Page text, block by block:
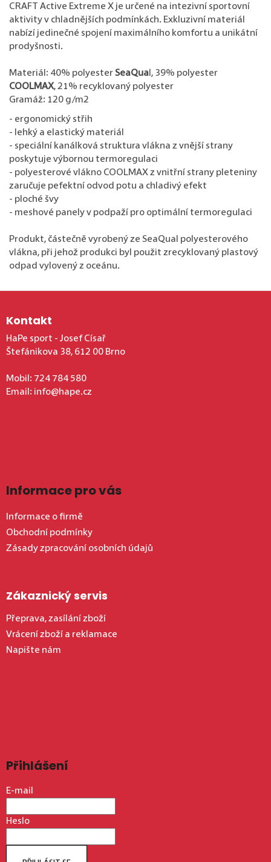
CRAFT Active Extreme X je určené na intezivní sportovní
aktivity v chladnějších podmínkách. Exkluzivní materiál
nabízí jedinečné spojení maximálního komfortu a unikátní
prodyšnosti.
Materiál: 40% polyesterSeaQua l, 39% polyester
COOLMAX, 21% recyklovaný polyester
Gramáž: 120 g/m2
- ergonomický střih
- lehký a elastický materiál
- speciální kanálková struktura vlákna z vnější strany
poskytuje výbornou termoregulaci
- polyesterové vlákno COOLMAX z vnitřní strany pleteniny
zaručuje pefektní odvod potu a chladivý efekt
- ploché švy
- meshové panely v podpaží pro optimální termoregulaci
Produkt, částečně vyrobený ze SeaQual polyesterového
vlákna, při jehož produkci byl použit zrecyklovaný plastový
odpad vylovený z oceánu.
Zápatí
Kontakt
HaPe sport - Josef Císař
Štefánikova 38, 612 00 Brno
Mobil: 724 784 580
Email: info@hape.cz
Informace pro vás
Informace o firmě
Obchodní podmínky
Zásady zpracování osobních údajů
Zákaznický servis
Přeprava, zasílání zboží
Vrácení zboží a reklamace
Napište nám
Přihlášení
E-mail
Heslo